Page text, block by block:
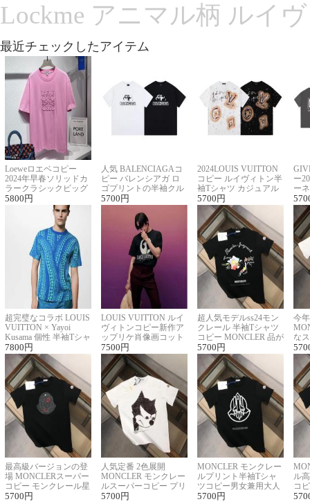
Lockme アニマル柄 ルイ
最近チェックしたアイテム
Loeweロエベコピー
2024年早春ソリッドカ
ラークラシックビッグ
ロゴ刺繍Tシャツ
5800 円
人気 BALENCIAGAコ
ピー バレンシアガ ロ
ゴプリントの半袖クル
ーネックTシャツ
5700 円
2024LOUIS VUITTON
コピー ルイヴィトン半
袖Tシャツ カジュアル
に馴染む 2色展開
5700 円
ー
ー
ー
超完璧なコラボ LOUIS
VUITTON × Yayoi
Kusama 個性 半袖Tシャ
ツコピー男女兼用
7800 円
LOUIS VUITTON ルイ
ヴィトンコピー新作ア
ップリケ肖像画コット
ンニット半袖Tシャツ
7500 円
超人気モデルss24モン
クレール 半袖Tシャツ
コピー MONCLER 品が
良く見た目
5700 円
今
な
ル
最高級バージョンの登
場 MONCLERスーパー
コピー モンクレール星
座半袖Tシャツ
5700 円
人気定番 2色展開
MONCLER モンクレー
ルスーパーコピー プリ
ント半袖Tシャツ
5700 円
MONCLER モンクレー
ルプリント半袖Tシャ
ツコピー男女兼用大人
可愛い春夏コーデ
5700 円
ル
コ
ィ